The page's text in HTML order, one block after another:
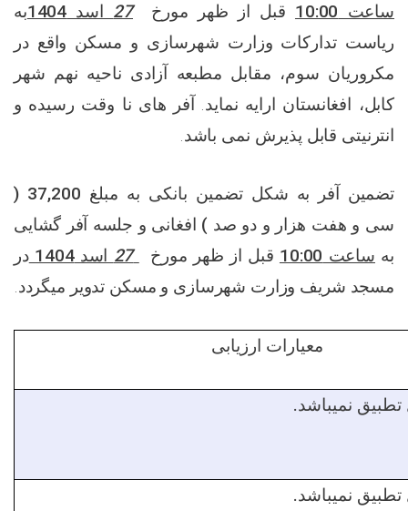
ساعت 10:00 قبل از ظهر مورخ27 اسد 1404
به
ریاست تدارکات وزارت شهرسازی و مسکن واقع در
مکروریان سوم، مقابل مطبعه آزادی ناحیه نهم شهر
کابل، افغانستان ارایه نماید. آفر های نا وقت رسیده و
انترنیتی قابل پذیرش نمی باشد.
تضمین آفر به شکل تضمین بانکی
به مبلغ 37,200 (
سی و هفت هزار و دو صد ) افغانی و جلسه آفر گشایی
به ساعت 10:00 قبل از ظهر مورخ 27 اسد 1404
در
مسجد شریف وزارت شهرسازی و مسکن تدویر میگردد.
معیارات ارزیابی
تطبیق نمیباشد.
تطبیق نمیباشد.